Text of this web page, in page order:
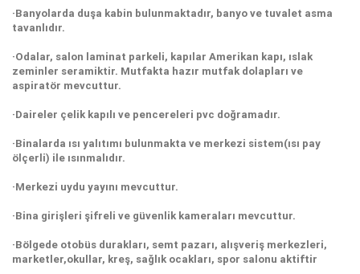
·Banyolarda duşa kabin bulunmaktadır, banyo ve tuvalet asma
tavanlıdır.
·Odalar, salon laminat parkeli, kapılar Amerikan kapı, ıslak
zeminler seramiktir. Mutfakta hazır mutfak dolapları ve
aspiratör mevcuttur.
·Daireler çelik kapılı ve pencereleri pvc doğramadır.
·Binalarda ısı yalıtımı bulunmakta ve merkezi sistem(ısı pay
ölçerli) ile ısınmalıdır.
·Merkezi uydu yayını mevcuttur.
·Bina girişleri şifreli ve güvenlik kameraları mevcuttur.
·Bölgede otobüs durakları, semt pazarı, alışveriş merkezleri,
marketler,okullar, kreş, sağlık ocakları, spor salonu aktiftir